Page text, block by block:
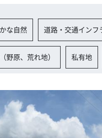
な自然 道路・交通インフ
野原、荒れ地） 私有地